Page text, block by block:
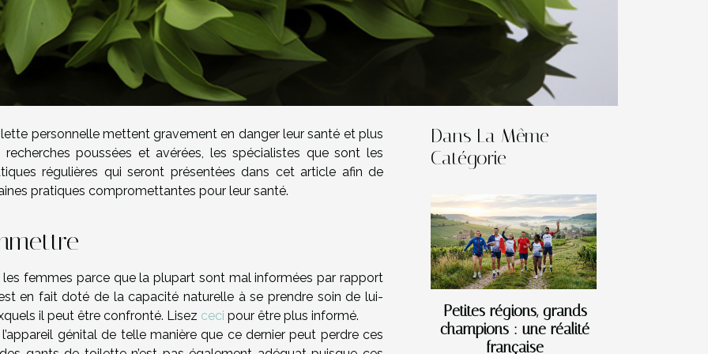
personnelle mettent gravement en danger leur santé et plus
poussées et avérées, les spécialistes que sont les
régulières qui seront présentées dans cet article afin de
pratiques compromettantes pour leur santé.
femmes parce que la plupart sont mal informées par rapport
en fait doté de la capacité naturelle à se prendre soin de lui-
il peut être confronté. Lisez ceci pour être plus informé.
génital de telle manière que ce dernier peut perdre ces
Dans La Même
Catégorie
Petites régions, grands
champions : une réalité
française